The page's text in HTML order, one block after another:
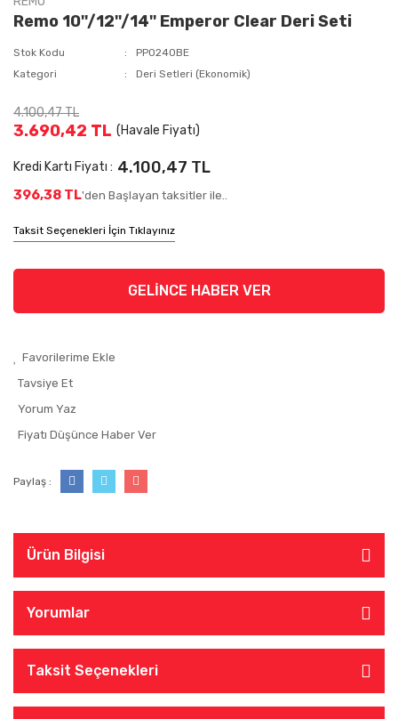
Remo 10''/12''/14'' Emperor Clear Deri Seti
Stok Kodu
PP0240BE
Kategori
Deri Setleri (Ekonomik)
4.100,47 TL
3.690,42 TL (Havale Fiyatı)
Kredi Kartı Fiyatı : 4.100,47 TL
396,38 TL'den Başlayan taksitler ile..
Taksit Seçenekleri İçin Tıklayınız
GELİNCE HABER VER
Tavsiye Et
Yorum Yaz
Fiyatı Düşünce Haber Ver
Paylaş :
Ürün Bilgisi
Yorumlar
Taksit Seçenekleri